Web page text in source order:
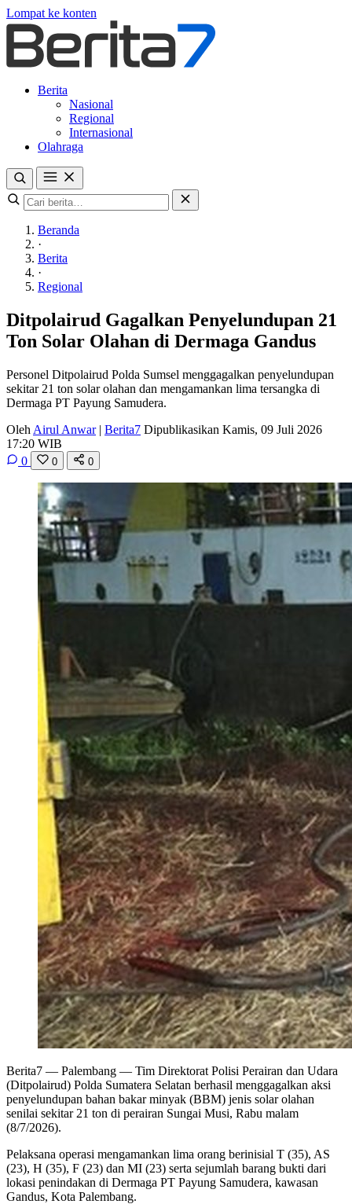
Lompat ke konten
Berita
Nasional
Regional
Internasional
Olahraga
Beranda
·
Berita
·
Regional
Ditpolairud Gagalkan Penyelundupan 21
Ton Solar Olahan di Dermaga Gandus
Personel Ditpolairud Polda Sumsel menggagalkan penyelundupan
sekitar 21 ton solar olahan dan mengamankan lima tersangka di
Dermaga PT Payung Samudera.
Oleh Airul Anwar | Berita7 Dipublikasikan Kamis, 09 Juli 2026
17:20 WIB
0
0 0
Berita7 — Palembang — Tim Direktorat Polisi Perairan dan Udara
(Ditpolairud) Polda Sumatera Selatan berhasil menggagalkan aksi
penyelundupan bahan bakar minyak (BBM) jenis solar olahan
senilai sekitar 21 ton di perairan Sungai Musi, Rabu malam
(8/7/2026).
Pelaksana operasi mengamankan lima orang berinisial T (35), AS
(23), H (35), F (23) dan MI (23) serta sejumlah barang bukti dari
lokasi penindakan di Dermaga PT Payung Samudera, kawasan
Gandus, Kota Palembang.